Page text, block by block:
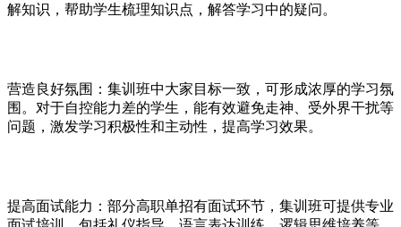
解知识，帮助学生梳理知识点，解答学习中的疑问。
营造良好氛围：集训班中大家目标一致，可形成浓厚的学习氛
围。对于自控能力差的学生，能有效避免走神、受外界干扰等
问题，激发学习积极性和主动性，提高学习效果。
提高面试能力：部分高职单招有面试环节，集训班可提供专业